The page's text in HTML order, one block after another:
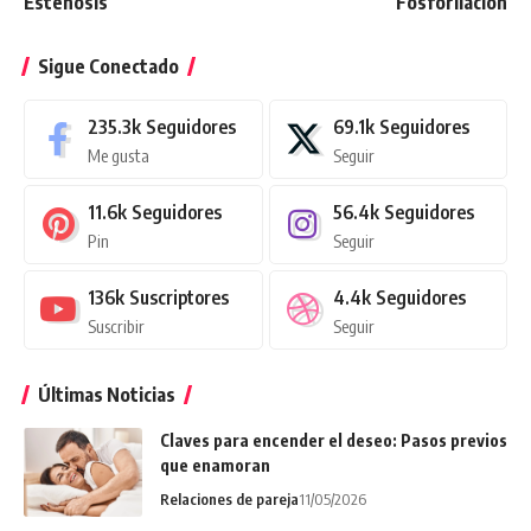
Sigue Conectado
235.3k Seguidores
Me gusta
69.1k Seguidores
Seguir
11.6k Seguidores
Pin
56.4k Seguidores
Seguir
136k Suscriptores
Suscribir
4.4k Seguidores
Seguir
Últimas Noticias
Claves para encender el deseo: Pasos previos
que enamoran
Relaciones de pareja11/05/2026